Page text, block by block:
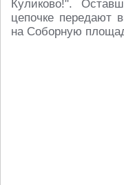
Куликово!".
цепочке передают
на Соборную